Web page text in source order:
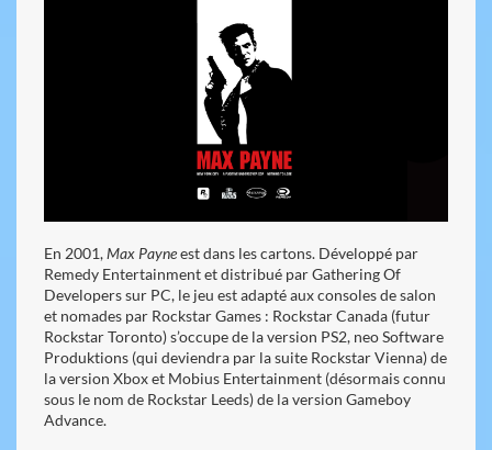
En 2001,Max Payneest dans les cartons. Développé par
Remedy Entertainmentet distribué par Gathering Of
Developers sur PC, le jeu est adapté aux consoles de salon
et nomades par Rockstar Games : Rockstar Canada (futur
Rockstar Toronto) s’occupe de la version PS2, neo Software
Produktions (qui deviendra par la suite Rockstar Vienna) de
la version Xbox et Mobius Entertainment (désormais connu
sous le nom de Rockstar Leeds) de la version Gameboy
Advance.